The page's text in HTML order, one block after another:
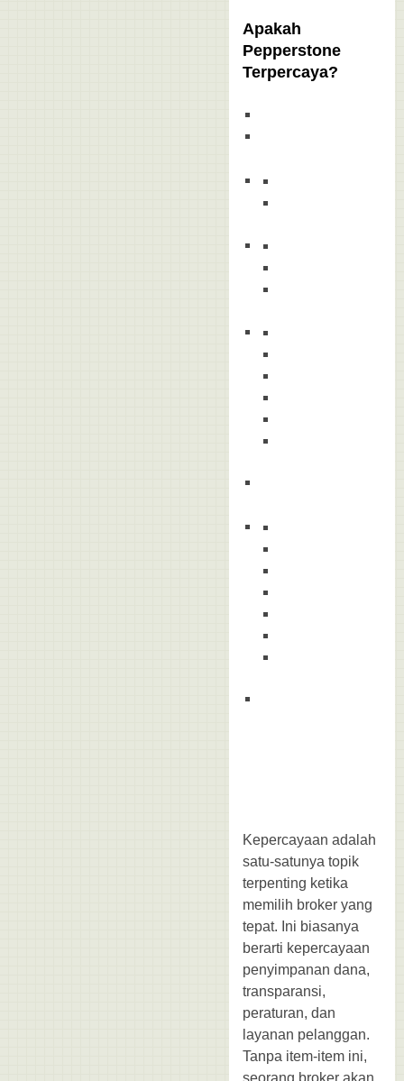
Apakah
Pepperstone
Terpercaya?
Kepercayaan adalah
satu-satunya topik
terpenting ketika
memilih broker yang
tepat. Ini biasanya
berarti kepercayaan
penyimpanan dana,
transparansi,
peraturan, dan
layanan pelanggan.
Tanpa item-item ini,